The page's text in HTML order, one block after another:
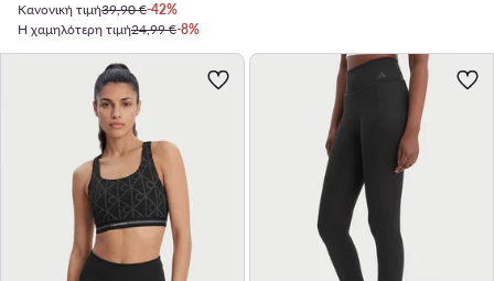
Κανονική τιμή39,90 €-42%
Η χαμηλότερη τιμή24,99 €-8%